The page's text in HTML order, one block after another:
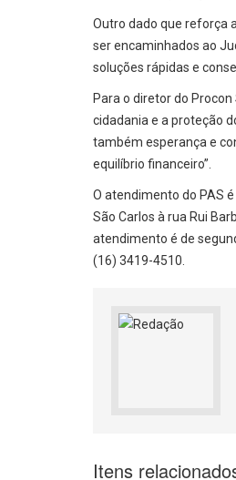
Outro dado que reforça
ser encaminhados ao
soluções rápidas e
Para o diretor do
cidadania e a proteção
também esperança e
equilíbrio financeiro”.
O atendimento do PAS
São Carlos à rua Rui
atendimento é de
(16) 3419-4510.
Itens